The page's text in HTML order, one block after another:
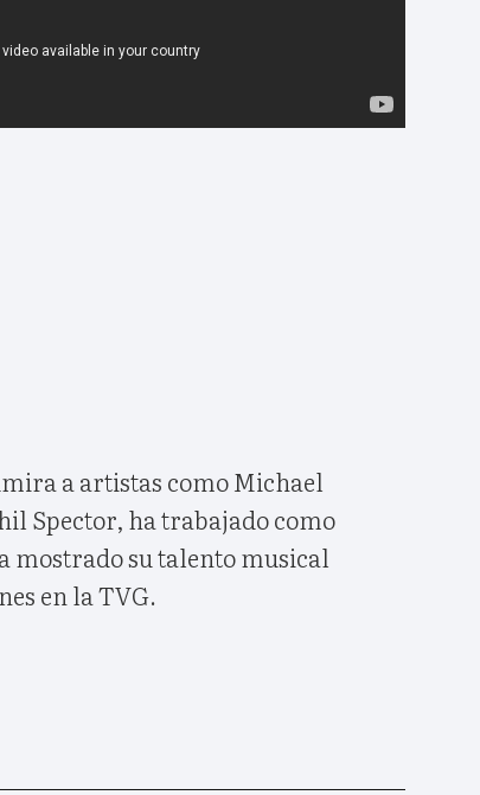
a artistas como Michael
Spector, ha trabajado como
mostrado su talento musical
en la TVG.